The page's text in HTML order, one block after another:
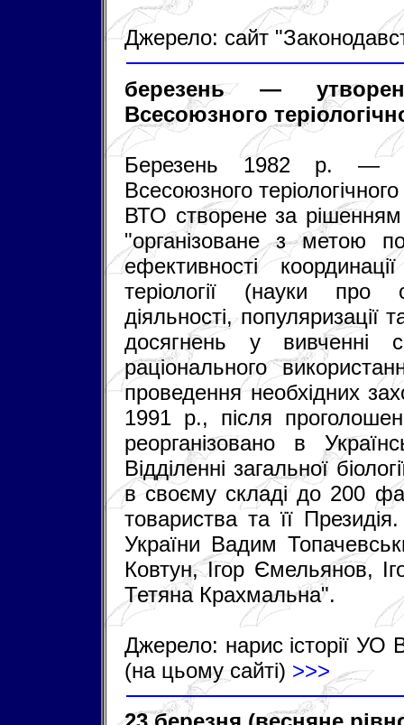
Джерело: сайт
березень —
Всесоюзного
Березень 1982 р. —
Всесоюзного
ВТО створене за
"організоване з метою
ефективності
теріології (науки про
діяльності, популяризації
досягнень у вивченні
раціонального
проведення необхідних
1991 р., після
реорганізовано в
Відділенні загальної
в своєму складі до 200
товариства та її
України Вадим
Ковтун, Ігор Ємельянов,
Тетяна Крахмальна".
Джерело: нарис історії
(на цьому сайті) >>>